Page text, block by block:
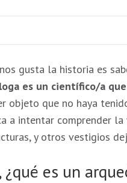
gusta la historia es
es un científico/a
objeto que no haya
a intentar comprender
y otros vestigios
es un